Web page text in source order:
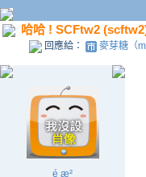
哈哈 ! SCFtw2
回應給： 麥芽糖（
é ­æ²